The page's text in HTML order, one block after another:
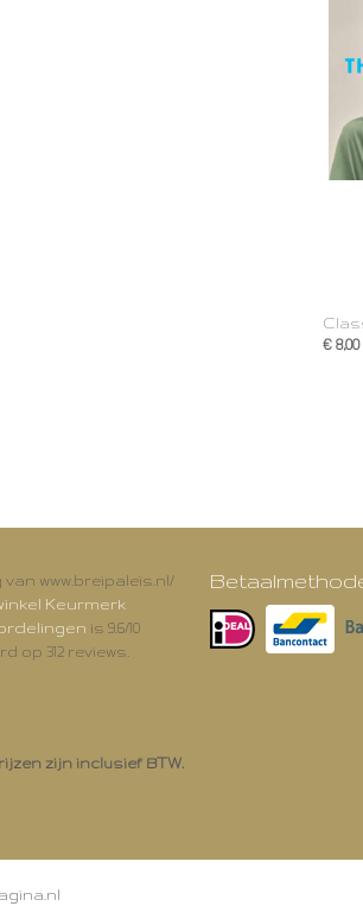
€ 8,00
www.breipaleis.nl/
Keurmerk
is 9.6/10
op 312 reviews.
zijn inclusief BTW.